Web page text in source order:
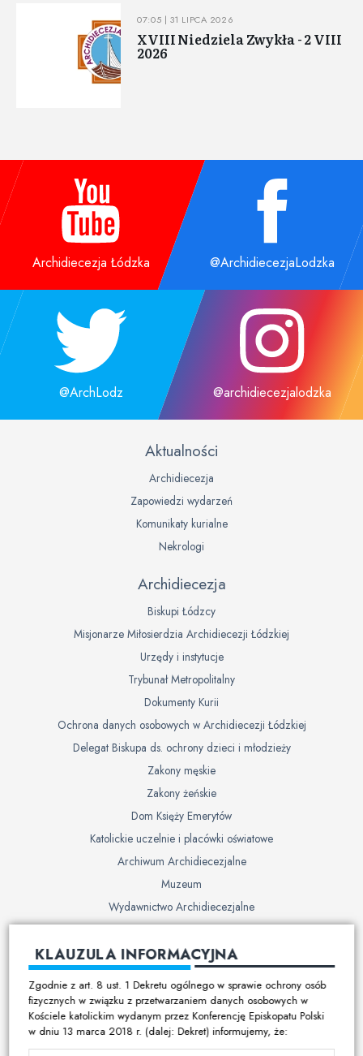
07:05 | 31 LIPCA 2026
XVIII Niedziela Zwykła - 2 VIII
2026
Archidiecezja Łódzka @ArchidiecezjaLodzka
@ArchLodz @archidiecezjalodzka
Aktualności
Archidiecezja
Zapowiedzi wydarzeń
Komunikaty kurialne
Nekrologi
Archidiecezja
Biskupi Łódzcy
Misjonarze Miłosierdzia Archidiecezji Łódzkiej
Urzędy i instytucje
Trybunał Metropolitalny
Dokumenty Kurii
Ochrona danych osobowych w Archidiecezji Łódzkiej
Delegat Biskupa ds. ochrony dzieci i młodzieży
Zakony męskie
Zakony żeńskie
Dom Księży Emerytów
Katolickie uczelnie i placówki oświatowe
Archiwum Archidiecezjalne
Muzeum
Wydawnictwo Archidiecezjalne
Cmentarze
Duszpasterstwo
Program duszpasterski
Kalendarz pracy duszpasterskiej
Duszpasterstwo specjalistyczne
KLAUZULA INFORMACYJNA
Zgodnie z art. 8 ust. 1 Dekretu ogólnego w sprawie ochrony osób
fizycznych w związku z przetwarzaniem danych osobowych w
Kościele katolickim wydanym przez Konferencję Episkopatu Polski
w dniu 13 marca 2018 r. (dalej: Dekret) informujemy, że: